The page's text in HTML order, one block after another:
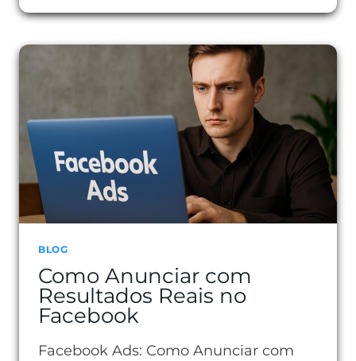
CERTEIROS
BLOG
Como Anunciar com
Resultados Reais no
Facebook
Facebook Ads: Como Anunciar com